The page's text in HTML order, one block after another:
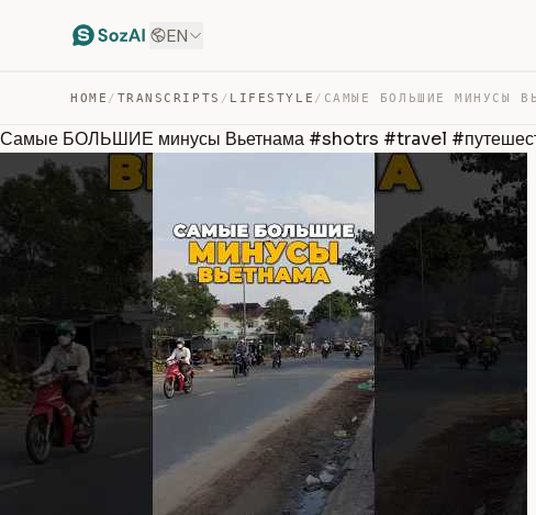
EN
HOME / TRANSCRIPTS / LIFESTYLE /
Самые БОЛЬШИЕ минусы Вьетнама #shotrs #travel